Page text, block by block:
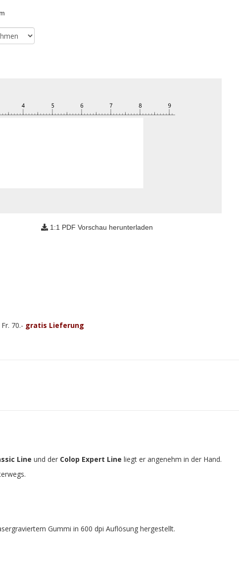
1:1 PDF Vorschau herunterladen
70.- gratis Lieferung
Line und der Colop Expert Line liegt er angenehm in der Hand.
Gummi in 600 dpi Auflösung hergestellt.